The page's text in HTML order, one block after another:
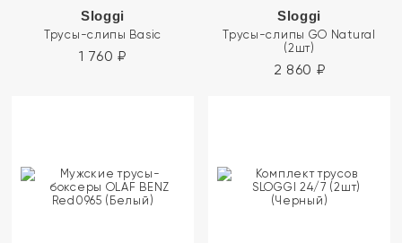
Sloggi
Трусы-слипы Basic
1 760 ₽
Sloggi
Трусы-слипы GO Natural
(2шт)
2 860 ₽